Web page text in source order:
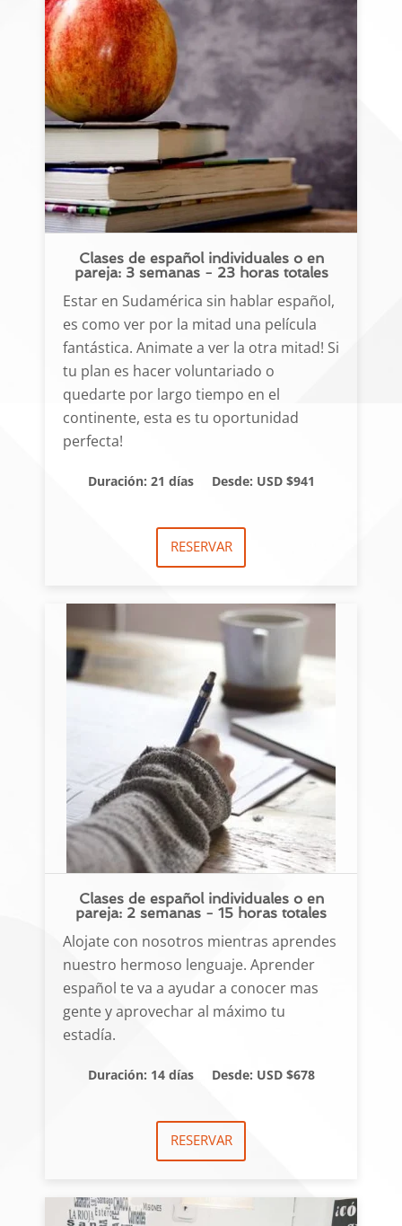
Clases de español individuales o en
pareja: 3 semanas - 23 horas totales
Estar en Sudamérica sin hablar español,
es como ver por la mitad una película
fantástica. Animate a ver la otra mitad! Si
tu plan es hacer voluntariado o
quedarte por largo tiempo en el
continente, esta es tu oportunidad
perfecta!
Duración: 21 días Desde: USD $941
RESERVAR
Clases de español individuales o en
pareja: 2 semanas - 15 horas totales
Alojate con nosotros mientras aprendes
nuestro hermoso lenguaje. Aprender
español te va a ayudar a conocer mas
gente y aprovechar al máximo tu
estadía.
Duración: 14 días Desde: USD $678
RESERVAR